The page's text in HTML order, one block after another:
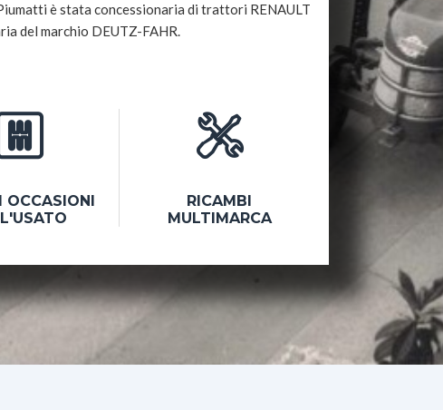
è stata concessionaria di trattori RENAULT
del marchio DEUTZ-FAHR.
OCCASIONI
RICAMBI
MULTIMARCA